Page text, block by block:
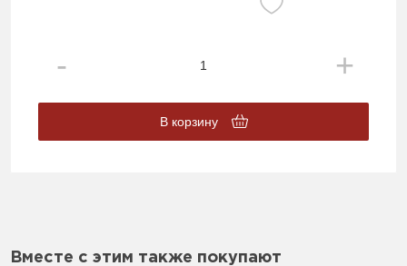
В корзину
Вместе с этим также покупают